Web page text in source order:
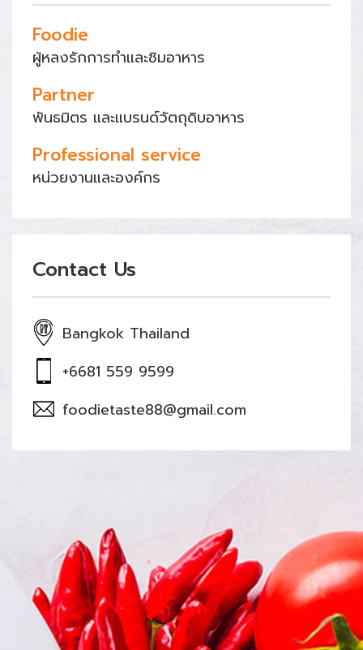
Foodie
ผู้หลงรักการทำและชิมอาหาร
Partner
พันธมิตร และแบรนด์วัตถุดิบอาหาร
Professional service
หน่วยงานและองค์กร
Contact Us
Bangkok Thailand
+6681 559 9599
foodietaste88@gmail.com